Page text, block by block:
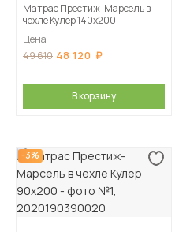
Матрас Престиж-Марсель в
чехле Кулер 140х200
Цена
49 610 48 120
В корзину
-3%